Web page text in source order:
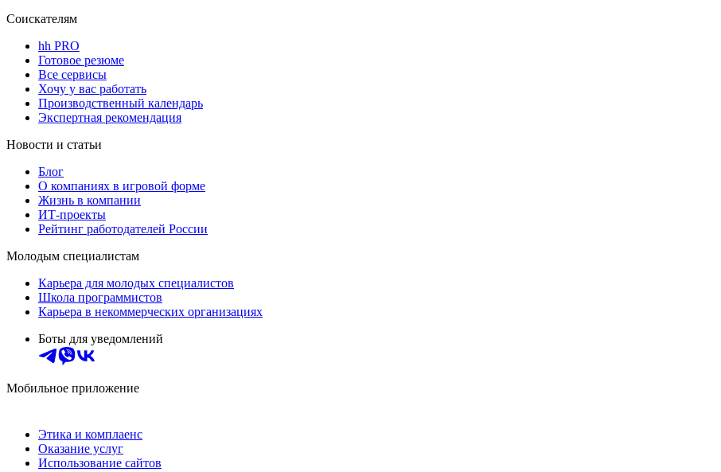
Соискателям
hh PRO
Готовое резюме
Все сервисы
Хочу у вас работать
Производственный календарь
Экспертная рекомендация
Новости и статьи
Блог
О компаниях в игровой форме
Жизнь в компании
ИТ-проекты
Рейтинг работодателей России
Молодым специалистам
Карьера для молодых специалистов
Школа программистов
Карьера в некоммерческих организациях
Боты для уведомлений
Мобильное приложение
Этика и комплаенс
Оказание услуг
Использование сайтов